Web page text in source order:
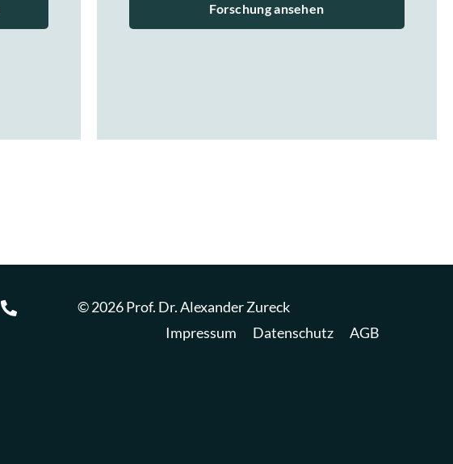
Forschung ansehen
© 2026 Prof. Dr. Alexander Zureck
Impressum
Datenschutz AGB